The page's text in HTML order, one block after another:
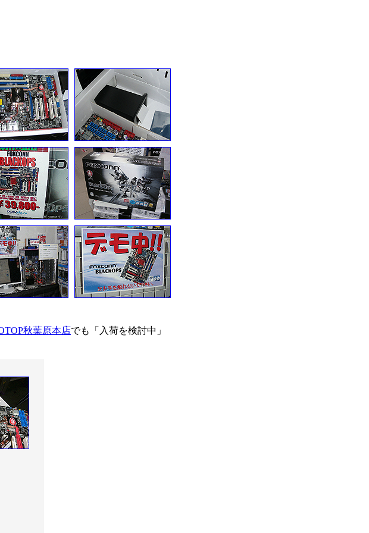
秋葉原本店でも「入荷を検討中」